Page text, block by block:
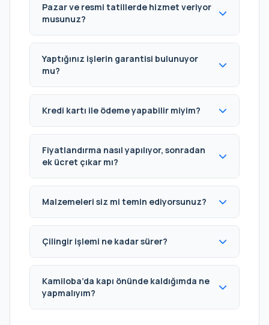
Pazar ve resmi tatillerde hizmet veriyor
musunuz?
Yaptığınız işlerin garantisi bulunuyor
mu?
Kredi kartı ile ödeme yapabilir miyim?
Fiyatlandırma nasıl yapılıyor, sonradan
ek ücret çıkar mı?
Malzemeleri siz mi temin ediyorsunuz?
Çilingir işlemi ne kadar sürer?
Kamiloba’da kapı önünde kaldığımda ne
yapmalıyım?